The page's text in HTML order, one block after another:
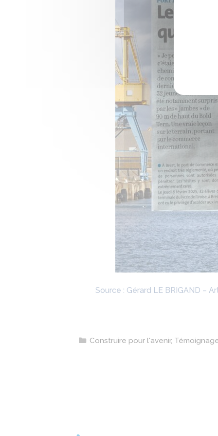
Source : Gérard LE BRIGAND –
Catégories
Construire pour l'avenir,